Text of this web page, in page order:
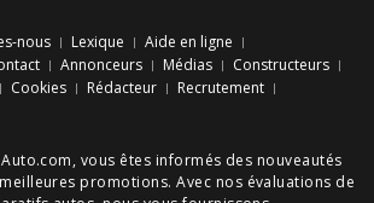
nous Lexique
Aide en ligne
Annonceurs Médias
Constructeurs
Cookies Rédacteur
Recrutement
vous êtes informés des nouveautés
promotions. Avec nos évaluations de